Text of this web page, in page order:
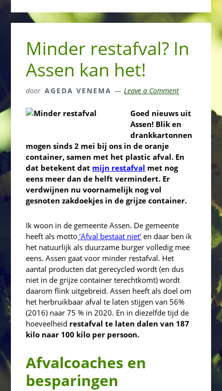
Minder restafval? In
Assen kan het!
door AGEDA VENEMA Leave a Comment
Goed nieuws uit
Assen! Blik en
drankkartonnen
mogen sinds 2 mei bij ons in de oranje
container, samen met het plastic afval. En
dat betekent dat mijn restafval met nog
eens meer dan de helft vermindert. Er
verdwijnen nu voornamelijk nog vol
gesnoten zakdoekjes in de grijze container.
Ik woon in de gemeente Assen. De gemeente
heeft als motto ‘Afval bestaat niet’ en daar ben ik
het natuurlijk als duurzame burger volledig mee
eens. Assen gaat voor minder restafval. Het
aantal producten dat gerecycled wordt (en dus
niet in de grijze container terechtkomt) wordt
daarom flink uitgebreid. Assen heeft als doel om
het herbruikbaar afval te laten stijgen van 56%
(2016) naar 75 % in 2020. En in diezelfde tijd de
hoeveelheid restafval te laten dalen van 187
kilo naar 100 kilo per persoon.
Afvalcoaches en
besparingen